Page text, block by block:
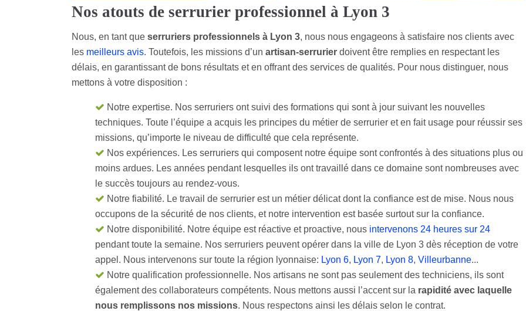
Nos atouts de serrurier professionnel à Lyon 3
Nous, en tant que serruriers professionnels à Lyon 3, nous nous engageons à satisfaire nos clients avec
les meilleurs avis. Toutefois, les missions d’un artisan-serrurier doivent être remplies en respectant les
délais, en garantissant de bons résultats et en offrant des services de qualités. Pour nous distinguer, nous
mettons à votre disposition :
Notre expertise. Nos serruriers ont suivi des formations qui sont à jour suivant les nouvelles
techniques. Toute l’équipe a acquis les principes du métier de serrurier et en fait usage pour réussir ses
missions, qu’importe le niveau de difficulté que cela représente.
Nos expériences. Les serruriers qui composent notre équipe sont confrontés à des situations plus ou
moins ardues. Les années pendant lesquelles ils ont travaillé dans ce domaine sont nombreuses avec
le succès toujours au rendez-vous.
Notre fiabilité. Le travail de serrurier est un métier délicat dont la confiance est de mise. Nous nous
occupons de la sécurité de nos clients, et notre intervention est basée surtout sur la confiance.
Notre disponibilité. Notre équipe est réactive et proactive, nous intervenons 24 heures sur 24
pendant toute la semaine. Nos serruriers peuvent opérer dans la ville de Lyon 3 dès réception de votre
appel. Nous intervenons sur toute la région lyonnaise: Lyon 6, Lyon 7, Lyon 8, Villeurbanne...
Notre qualification professionnelle. Nos artisans ne sont pas seulement des techniciens, ils sont
également des collaborateurs compétents. Nous mettons aussi l’accent sur la rapidité avec laquelle
nous remplissons nos missions. Nous respectons ainsi les délais selon le contrat.